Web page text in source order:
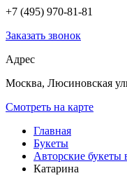
+7 (495) 970-81-81
Заказать звонок
Адрес
Москва, Люсиновская
Смотреть на карте
Главная
Букеты
Авторские букеты
Катарина